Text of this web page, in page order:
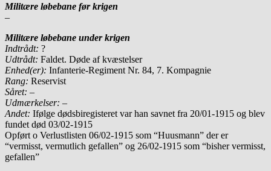
Militære løbebane før krigen
–
Militære løbebane under krigen
Indtrådt: ?
Udtrådt: Faldet. Døde af kvæstelser
Enhed(er): Infanterie-Regiment Nr. 84, 7. Kompagnie
Rang: Reservist
Såret: –
Udmærkelser: –
Andet: Ifølge dødsbiregisteret var han savnet fra 20/01-1915 og blev
fundet død 03/02-1915
Opført o Verlustlisten 06/02-1915 som “Huusmann” der er
“vermisst, vermutlich gefallen” og 26/02-1915 som “bisher vermisst,
gefallen”